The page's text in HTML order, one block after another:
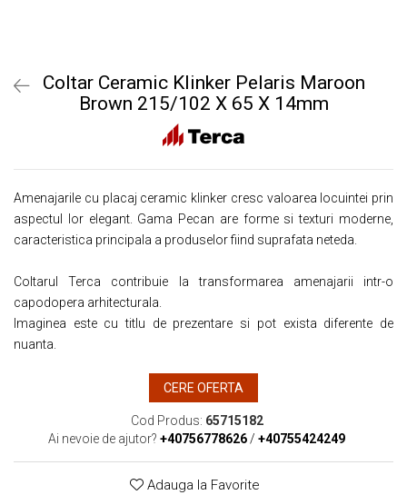
Coltar Ceramic Klinker Pelaris Maroon
Brown 215/102 X 65 X 14mm
Amenajarile cu placaj ceramic klinker cresc valoarea locuintei prin
aspectul lor elegant. Gama Pecan are forme si texturi moderne,
caracteristica principala a produselor fiind suprafata neteda.
Coltarul Terca contribuie la transformarea amenajarii intr-o
capodopera arhitecturala.
Imaginea este cu titlu de prezentare si pot exista diferente de
nuanta.
CERE OFERTA
Cod Produs: 65715182
Ai nevoie de ajutor? +40756778626/ +40755424249
Adauga la Favorite